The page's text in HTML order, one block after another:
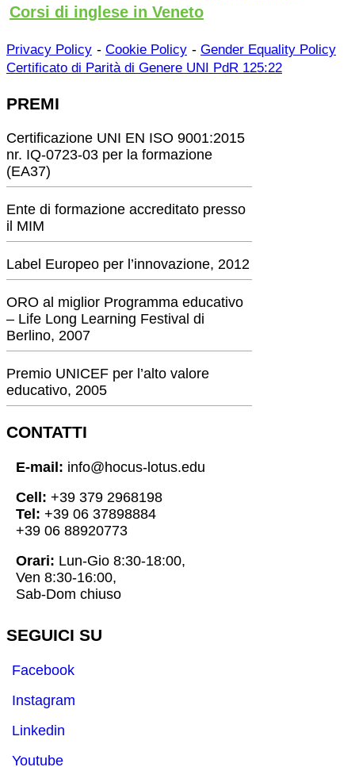
Corsi di inglese in Veneto
Privacy Policy - Cookie Policy - Gender Equality Policy
Certificato di Parità di Genere UNI PdR 125:22
PREMI
Certificazione UNI EN ISO 9001:2015
nr. IQ-0723-03 per la formazione
(EA37)
Ente di formazione accreditato presso
il MIM
Label Europeo per l’innovazione, 2012
ORO al miglior Programma educativo
– Life Long Learning Festival di
Berlino, 2007
Premio UNICEF per l’alto valore
educativo, 2005
CONTATTI
E-mail: info@hocus-lotus.edu
Cell: +39 379 2968198
Tel: +39 06 37898884
+39 06 88920773
Orari: Lun-Gio 8:30-18:00,
Ven 8:30-16:00,
Sab-Dom chiuso
SEGUICI SU
Facebook
Instagram
Linkedin
Youtube